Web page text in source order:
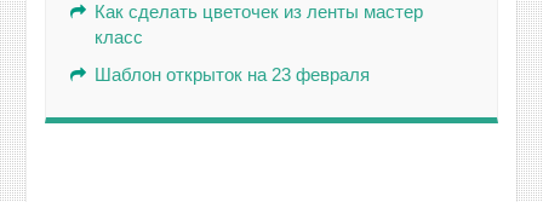
Как сделать цветочек из ленты мастер
класс
Шаблон открыток на 23 февраля